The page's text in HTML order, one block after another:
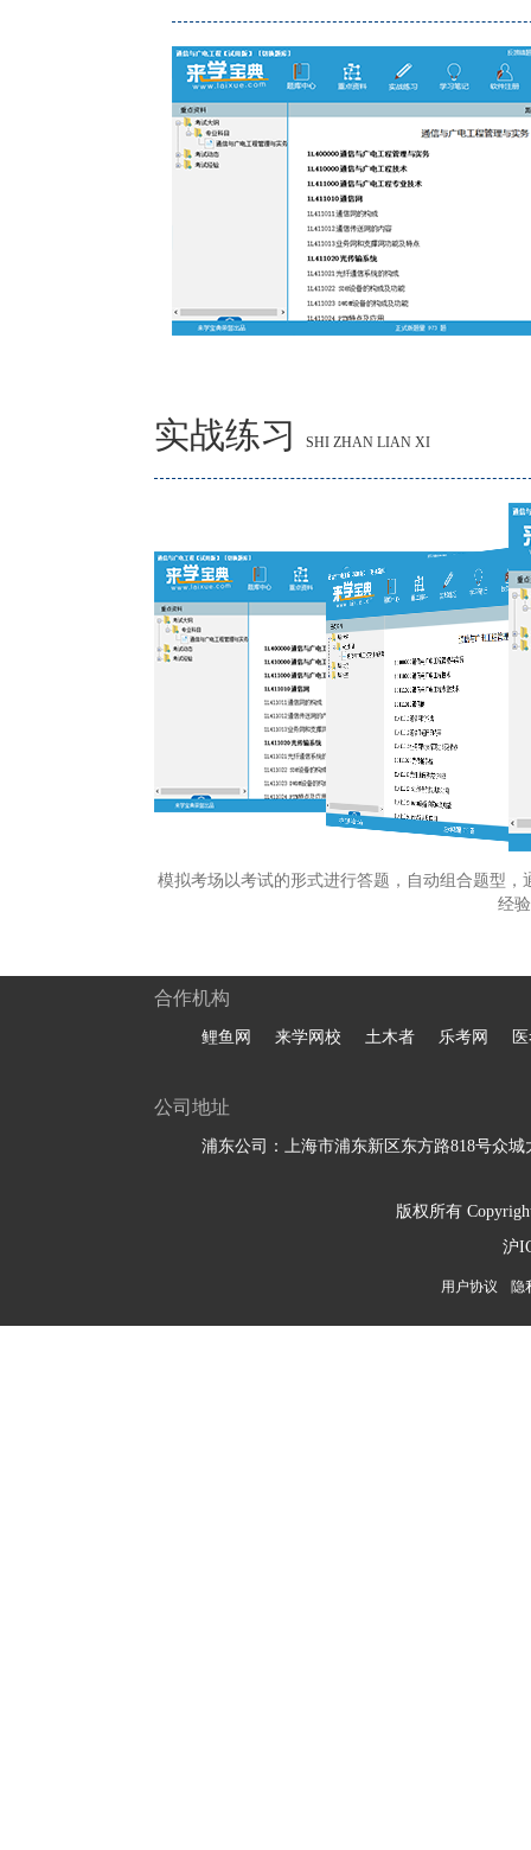
实战练习 SHI ZHAN LIAN XI
模拟考场以考试的形式进行答题，自动组合题型
经
合作机构
鲤鱼网 来学网校 土木者 乐考网
公司地址
浦东公司：上海市浦东新区东方路818号众城
版权所有
沪
用户协议 隐